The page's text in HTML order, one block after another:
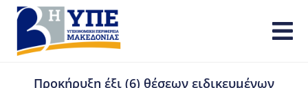
Προκήρυξη έξι (6) θέσεων ειδικευμένων